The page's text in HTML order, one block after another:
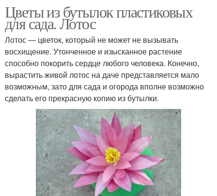
Цветы из бутылок пластиковых
для сада. Лотос
Лотос — цветок, который не может не вызывать
восхищение. Утонченное и изысканное растение
способно покорить сердце любого человека. Конечно,
вырастить живой лотос на даче представляется мало
возможным, зато для сада и огорода вполне возможно
сделать его прекрасную копию из бутылки.